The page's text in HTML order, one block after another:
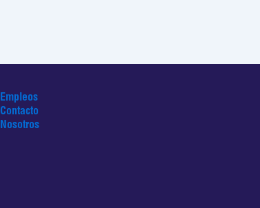
Empleos
Contacto
Nosotros